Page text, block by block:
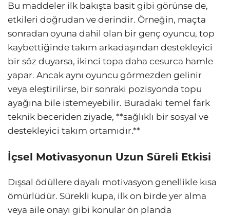
Bu maddeler ilk bakışta basit gibi görünse de,
etkileri doğrudan ve derindir. Örneğin, maçta
sonradan oyuna dahil olan bir genç oyuncu, top
kaybettiğinde takım arkadaşından destekleyici
bir söz duyarsa, ikinci topa daha cesurca hamle
yapar. Ancak aynı oyuncu görmezden gelinir
veya eleştirilirse, bir sonraki pozisyonda topu
ayağına bile istemeyebilir. Buradaki temel fark
teknik beceriden ziyade, **sağlıklı bir sosyal ve
destekleyici takım ortamıdır.**
İçsel Motivasyonun Uzun Süreli Etkisi
Dışsal ödüllere dayalı motivasyon genellikle kısa
ömürlüdür. Sürekli kupa, ilk on birde yer alma
veya aile onayı gibi konular ön planda